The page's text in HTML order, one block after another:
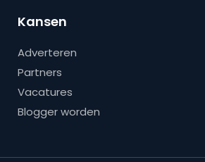
Kansen
Adverteren
Partners
Vacatures
Blogger worden